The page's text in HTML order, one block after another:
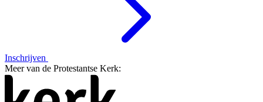
Inschrijven
Meer van de Protestantse Kerk: